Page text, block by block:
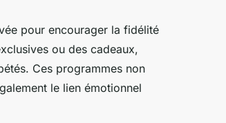
pour encourager la fidélité
ou des cadeaux,
Ces programmes non
le lien émotionnel